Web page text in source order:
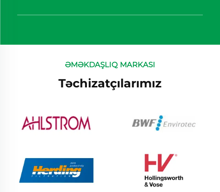
ƏMƏKDAŞLIQ MARKASI
Təchizatçılarımız